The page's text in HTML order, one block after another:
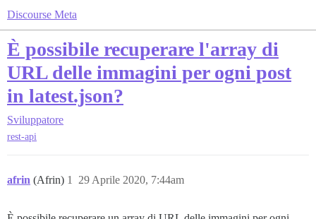
Discourse Meta
È possibile recuperare l'array di
URL delle immagini per ogni post
in latest.json?
Sviluppatore
rest-api
afrin (Afrin) 29 Aprile 2020, 7:44am
1